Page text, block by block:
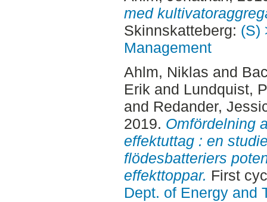
med
Skinnskatteberg: (S)
Management
Ahlm, Niklas and
Erik and Lundquist,
and Redander,
2019. Omfördelning
effektuttag : en
flödesbatteriers
effekttoppar. First
Dept. of Energy and